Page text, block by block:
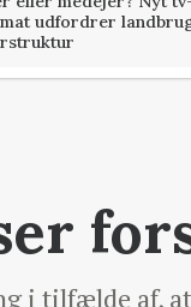
udfordrer
i tilfælde af,